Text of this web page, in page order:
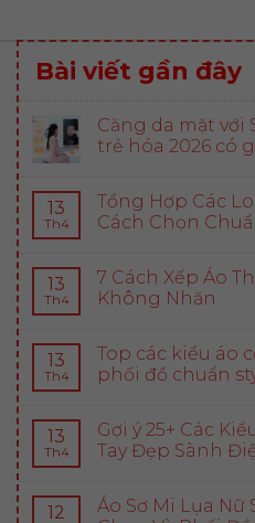
Bài viết gần đây
Căng da mặt với
trẻ hóa 2026 có
13
Th4
Tổng Hợp Các
Cách Chọn
13
Th4
7 Cách Xếp Áo
Không Nhăn
13
Th4
Top các kiểu áo
phối đồ chuẩn
13
Th4
Gợi ý 25+ Các
Tay Đẹp Sành
12
Áo Sơ Mi Lụa